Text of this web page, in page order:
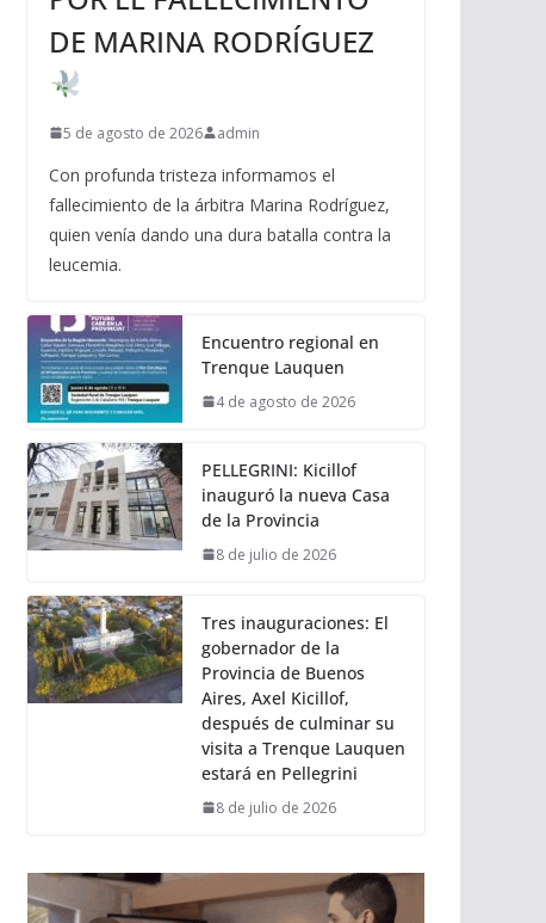
DE MARINA RODRÍGUEZ
5 de agosto de 2026 admin
Con profunda tristeza informamos el
fallecimiento de la árbitra Marina Rodríguez,
quien venía dando una dura batalla contra la
leucemia.
Encuentro regional en
Trenque Lauquen
4 de agosto de 2026
PELLEGRINI: Kicillof
inauguró la nueva Casa
de la Provincia
8 de julio de 2026
Tres inauguraciones: El
gobernador de la
Provincia de Buenos
Aires, Axel Kicillof,
después de culminar su
visita a Trenque Lauquen
estará en Pellegrini
8 de julio de 2026